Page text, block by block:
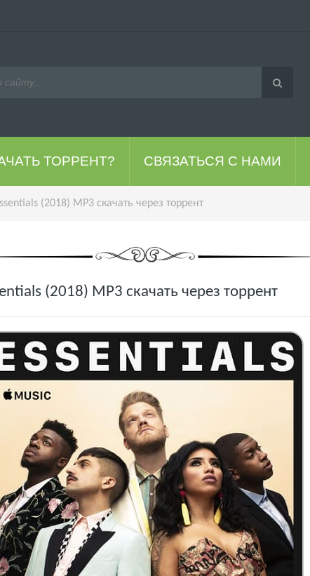
ТОРРЕНТ? СВЯЗАТЬСЯ С НАМИ
(2018) MP3 скачать через торрент
(2018) MP3 скачать через торрент